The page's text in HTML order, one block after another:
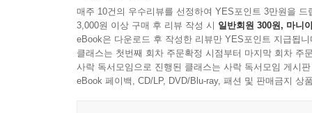
매주 10건의 우수리뷰를 선정하여 YES포인트 3만원을 드
3,000원 이상 구매 후 리뷰 작성 시 일반회원 300원, 마니
eBook은 다운로드 후 작성한 리뷰만 YES포인트 지급됩니
클래스는 첫번째 회차 주문확정 시점부터 마지막 회차 주
사락 독서모임으로 진행된 클래스는 사락 독서모임 게시
eBook 페이백, CD/LP, DVD/Blu-ray, 패션 및 판매금지 상